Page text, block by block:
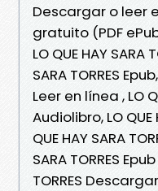
Descargar o leer
gratuito (PDF
LO QUE HAY SARA
SARA TORRES
Leer en línea , LO
Audiolibro, LO QUE
QUE HAY SARA
SARA TORRES
TORRES